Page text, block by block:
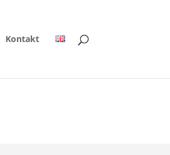
Kontakt